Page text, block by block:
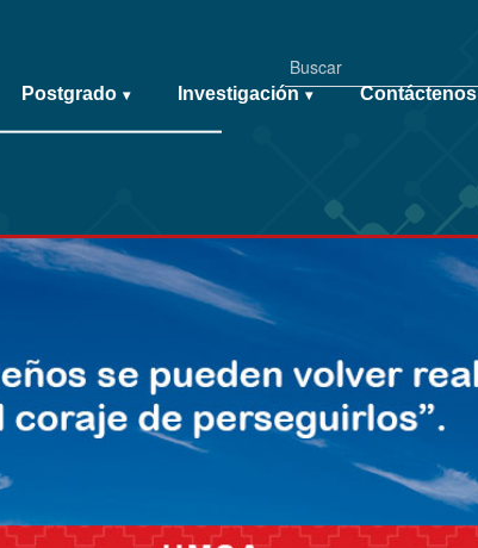
Postgrado ▾ Investigación ▾ Contáctenos